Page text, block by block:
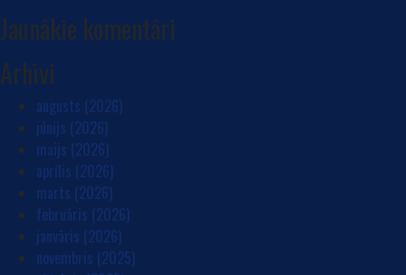
Jaunākie komentāri
Arhīvi
augusts (2026)
jūnijs (2026)
maijs (2026)
aprīlis (2026)
marts (2026)
februāris (2026)
janvāris (2026)
novembris (2025)